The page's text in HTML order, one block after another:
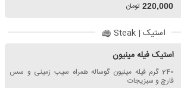
220,000 تومان
استیک | Steak
استیک فیله مینیون
240 گرم فیله مینیون گوساله همراه سیب زمینی و سس
قارچ و سبزیجات